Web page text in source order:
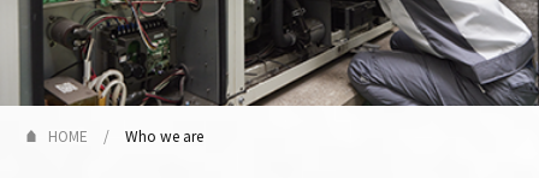
HOME Who we are